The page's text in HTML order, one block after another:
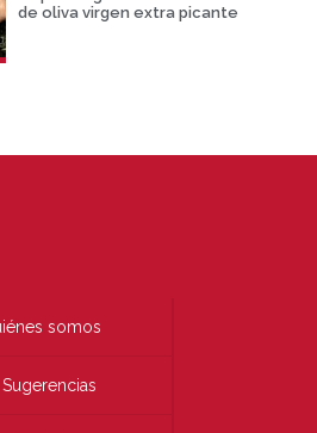
de oliva virgen extra picante
somos
Sugerencias